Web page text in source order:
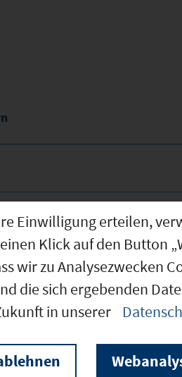
340
Einwilligung erteilen,
Klick auf den Button
wir zu Analysezwecken
die sich ergebenden
in unserer